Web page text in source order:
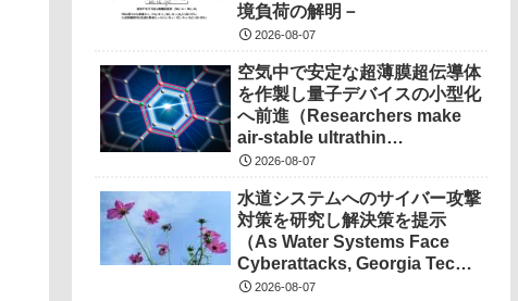
境負荷の解明－
2026-08-07
空気中で安定な超薄膜超伝導体
を作製し量子デバイスの小型化
へ前進（Researchers make
air-stable ultrathin
superconductors more
devices）
2026-08-07
水道システムへのサイバー攻撃
対策を研究し解決策を提示
（As Water Systems Face
Cyberattacks, Georgia Tech
Research Points to
2026-08-07